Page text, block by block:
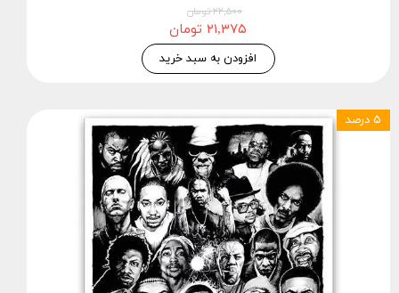
۲۲,۵۰۰ تومان
۲۱,۳۷۵ تومان
افزودن به سبد خرید
۵ درصد